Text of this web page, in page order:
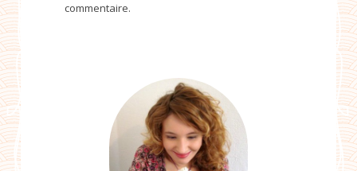
commentaire.